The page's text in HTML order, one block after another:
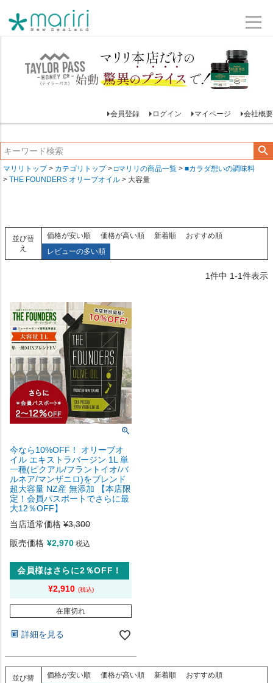
会員登録 ログイン マイページ 会社概要
マリリトップ カテゴリトップ □マリリの商品一覧
■カラダ想いの調味料
THE FOUNDERS オリーブオイル
大容量
並び替
え
価格が安い順 価格が高い順 新着順
おすすめ順
レビューの多い順
1件中 1-1件表示
今なら10%OFF！ オリーブオ
イル エキストラバージン 1L 単
一種(ピクアル/フラントイオ/バ
ルネア/マンザニロ)をブレンド
超大容量 NZ産 無添加 【本店限
定！会員パスポートでさらに最
大12％OFF】
当店通常価格 ¥3,300
販売価格 ¥2,970 税込
会員様はさらに2％OFF！
¥2,910
在庫切れ
詳細を見る
並び替
価格が安い順 価格が高い順 新着順
おすすめ順